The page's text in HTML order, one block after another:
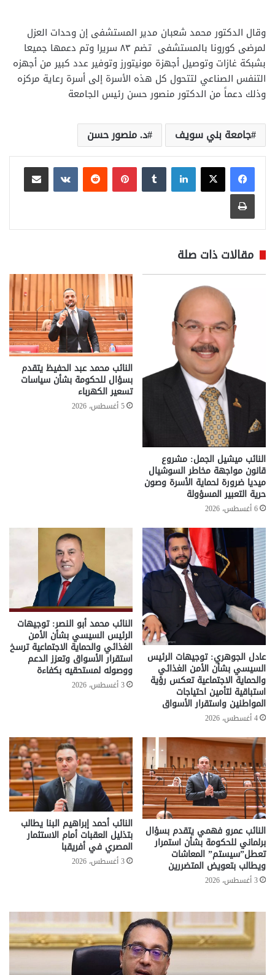
وقال الدكتور محمد شعبان مدير المستشفى إن وحدات العزل
لمرضى كورونا بالمستشفى تضم ٨٣ سريرا وتم دعمها جميعا
بشبكة غازات وتوصيل أجهزة مونيتورز وتوفير عدد كبير من أجهزه
التنفس الصناعي لتتحول كل هذه الأسرة إلى أسرة رعاية مركزه
وذلك دعماً من الدكتور منصور حسن رئيس الجامعة
جامعة بني سويف د. منصور حسن
لينكدإن بينتيريست
مشاركة عبر البريد
طباعة
مقالات ذات صلة
النائب ميشيل الجمل: مشروع
قانون مواجهة مخاطر السوشيال
ميديا ضرورة لحماية الأسرة وصون
حرية التعبير المسؤولة
6 أغسطس، 2026
النائب محمد عبد الحفيظ يتقدم
بسؤال للحكومة بشأن سياسات
تسعير الكهرباء
5 أغسطس، 2026
عادل الجوهري: توجيهات الرئيس
السيسي بشأن الأمن الغذائي
والحماية الاجتماعية تعكس رؤية
استباقية لتأمين احتياجات
المواطنين واستقرار الأسواق
4 أغسطس، 2026
النائب محمد أبو النصر: توجيهات
الرئيس السيسي بشأن الأمن
الغذائي والحماية الاجتماعية ترسخ
استقرار الأسواق وتعزز الدعم
ووصوله لمستحقيه بكفاءة
3 أغسطس، 2026
النائب عمرو فهمي يتقدم بسؤال
برلماني للحكومة بشأن استمرار
تعطل”سيستم” المعاشات
ويطالب بتعويض المتضررين
3 أغسطس، 2026
النائب أحمد إبراهيم البنا يطالب
بتذليل العقبات أمام الاستثمار
المصري في أفريقبا
3 أغسطس، 2026
تحركات
حكومية
لحسم
قانون
..